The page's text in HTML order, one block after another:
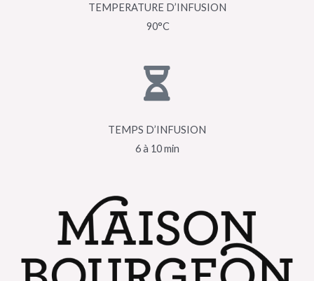
TEMPERATURE D’INFUSION
90°C
TEMPS D’INFUSION
6 à 10 min